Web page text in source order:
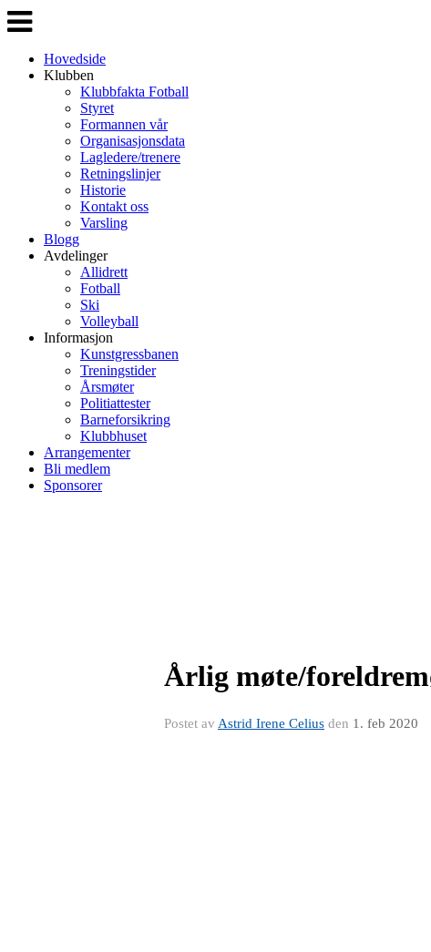
Veksle
navigasjon
Hovedside
Klubben
Klubbfakta Fotball
Styret
Formannen vår
Organisasjonsdata
Lagledere/trenere
Retningslinjer
Historie
Kontakt oss
Varsling
Blogg
Avdelinger
Allidrett
Fotball
Ski
Volleyball
Informasjon
Kunstgressbanen
Treningstider
Årsmøter
Politiattester
Barneforsikring
Klubbhuset
Arrangementer
Bli medlem
Sponsorer
Årlig møte/
Postet av Astrid Irene Celius den 1. feb 2020